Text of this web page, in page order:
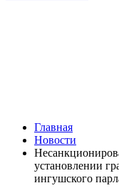
Главная
Новости
установлении
ингушского